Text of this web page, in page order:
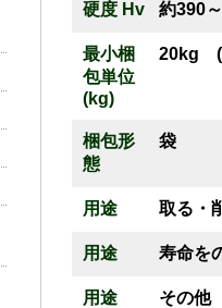
硬度 Hv 約390
最小梱
包単位
(kg)
20kg (
梱包形
態
袋
用途 取る・
用途 寿命を
用途 その他